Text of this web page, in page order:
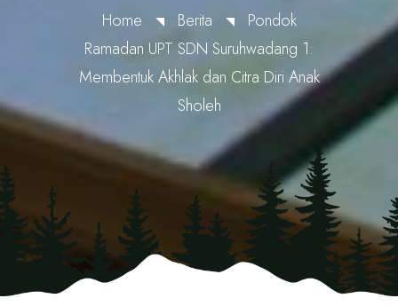
Home Berita
Pondok
Ramadan UPT SDN Suruhwadang 1:
Membentuk Akhlak dan Citra Diri Anak
Sholeh